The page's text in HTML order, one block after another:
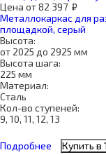
Цена от82 397 ₽
Металлокаркас для
площадкой, серый
Высота:
от 2025 до 2925 мм
Высота шага:
225 мм
Материал:
Сталь
Кол-во ступеней:
9, 10, 11, 12, 13
Подробнее Купить в